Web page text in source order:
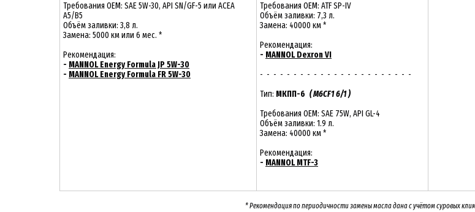
Требования ОЕМ: SAE 5W-30, API SN/GF-5 или ACEA
A5/B5
Объём заливки: 3,8 л.
Замена: 5000 км или 6 мес. *
Рекомендация:
- MANNOL Energy Formula JP 5W-30
- MANNOL Energy Formula FR 5W-30
Требования OEM: ATF SP-IV
Объём заливки: 7,3 л.
Замена: 40000 км *
Рекомендация:
- MANNOL Dexron VI
- - - - - - - - - - - - - - - - - - - - - - -
Тип: МКПП-6 ( M6CF1 6/1 )
Требования OEM: SAE 75W, API GL-4
Объём заливки: 1.9 л.
Замена: 40000 км *
Рекомендация:
- MANNOL MTF-3
* Рекомендация по периодичности замены масла дана с учётом суровых